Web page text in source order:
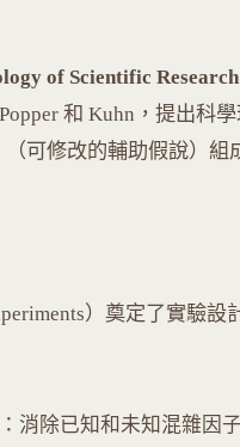
of Scientific Research
和 Kuhn，提出科
可修改的輔助假說）組
）奠定了實驗
：消除已知和未知混雜因